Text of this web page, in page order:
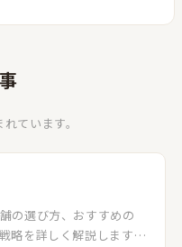
ています。
の選び方、おすすめの
略を詳しく解説します。